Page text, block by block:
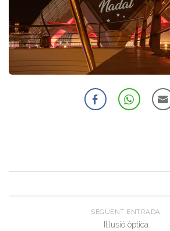
SEGÜENT ENTRADA
Il·lusió òptica